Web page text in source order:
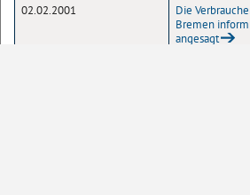
02.02.2001
Die
Bremen
angesagt